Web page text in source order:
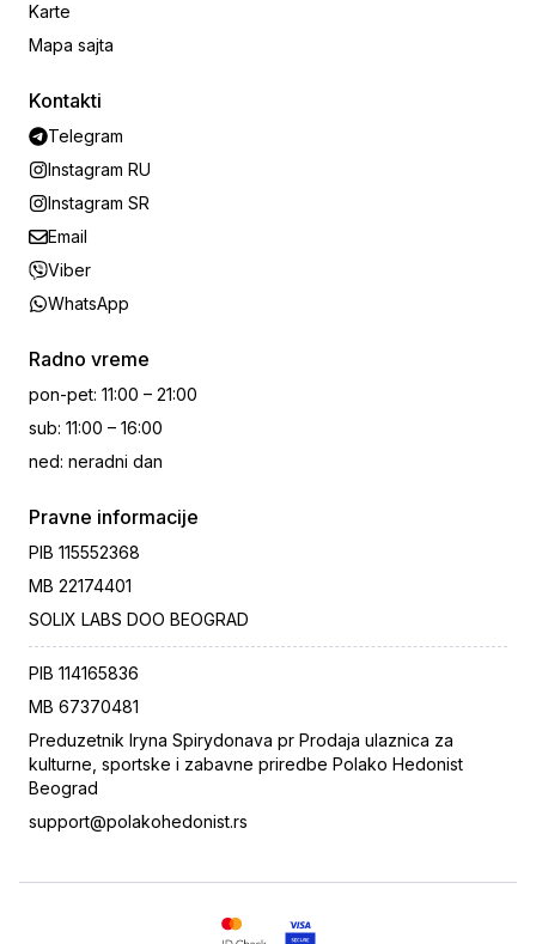
Karte
Mapa sajta
Kontakti
Telegram
Instagram RU
Instagram SR
Email
Viber
WhatsApp
Radno vreme
pon-pet: 11:00 – 21:00
sub: 11:00 – 16:00
ned: neradni dan
Pravne informacije
PIB 115552368
MB 22174401
SOLIX LABS DOO BEOGRAD
PIB 114165836
MB 67370481
Preduzetnik Iryna Spirydonava pr Prodaja ulaznica za
kulturne, sportske i zabavne priredbe Polako Hedonist
Beograd
support@polakohedonist.rs